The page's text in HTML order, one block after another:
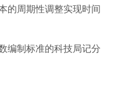
的周期性调整实现时间
编制标准的科技局记分